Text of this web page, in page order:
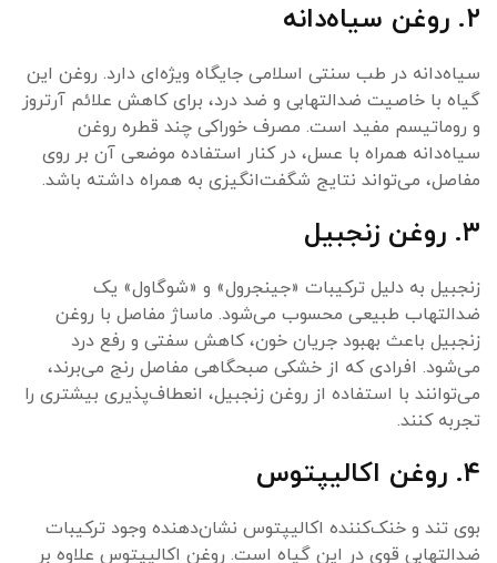
۲. روغن سیاه‌دانه
سیاه‌دانه در طب سنتی اسلامی جایگاه ویژه‌ای دارد. روغن این
گیاه با خاصیت ضدالتهابی و ضد درد، برای کاهش علائم آرتروز
و روماتیسم مفید است. مصرف خوراکی چند قطره روغن
سیاه‌دانه همراه با عسل، در کنار استفاده موضعی آن بر روی
مفاصل، می‌تواند نتایج شگفت‌انگیزی به همراه داشته باشد.
۳. روغن زنجبیل
زنجبیل به دلیل ترکیبات «جینجرول» و «شوگاول» یک
ضدالتهاب طبیعی محسوب می‌شود. ماساژ مفاصل با روغن
زنجبیل باعث بهبود جریان خون، کاهش سفتی و رفع درد
می‌شود. افرادی که از خشکی صبحگاهی مفاصل رنج می‌برند،
می‌توانند با استفاده از روغن زنجبیل، انعطاف‌پذیری بیشتری را
تجربه کنند.
۴. روغن اکالیپتوس
بوی تند و خنک‌کننده اکالیپتوس نشان‌دهنده وجود ترکیبات
ضدالتهابی قوی در این گیاه است. روغن اکالیپتوس علاوه بر